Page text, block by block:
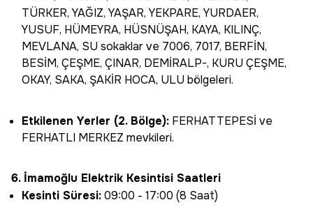
TÜRKER, YAĞIZ, YAŞAR, YEKPARE, YURDAER,
YUSUF, HÜMEYRA, HÜSNÜŞAH, KAYA, KILINÇ,
MEVLANA, SU sokaklar ve 7006, 7017, BERFİN,
BESİM, ÇEŞME, ÇINAR, DEMİRALP-, KURU ÇEŞME,
OKAY, SAKA, ŞAKİR HOCA, ULU bölgeleri.
Etkilenen Yerler (2. Bölge): FERHATTEPESİ ve
FERHATLI MERKEZ mevkileri.
6. İmamoğlu Elektrik Kesintisi Saatleri
Kesinti Süresi:09:00 - 17:00 (8 Saat)